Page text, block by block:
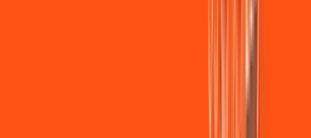
Jogue online com estabilidade, velocidade e sem lag